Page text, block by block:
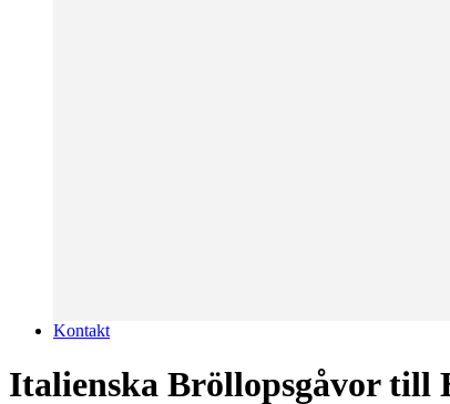
Kontakt
Italienska Bröllopsgåvor till